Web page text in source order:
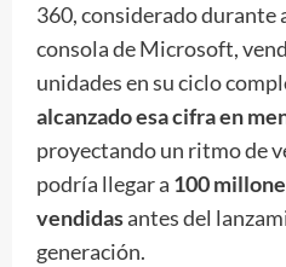
360, considerado durante
consola de Microsoft,
unidades en su ciclo
alcanzado esa cifra en
proyectando un ritmo de
podría llegar a 100
vendidasantes del
generación.